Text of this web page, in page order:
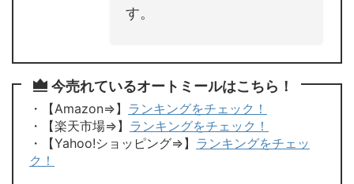
す。
今売れているオートミールはこちら！
・【Amazon⇒】 ランキングをチェック！
・【楽天市場⇒】 ランキングをチェック！
・【Yahoo!ショッピング⇒】 ランキングをチェッ
ク！